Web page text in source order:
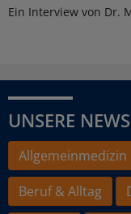
Ein Interview von Dr.
UNSERE
Beruf & Alltag